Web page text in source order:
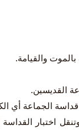
والقيامة.
القديسين.
الجماعة أي
اختبار